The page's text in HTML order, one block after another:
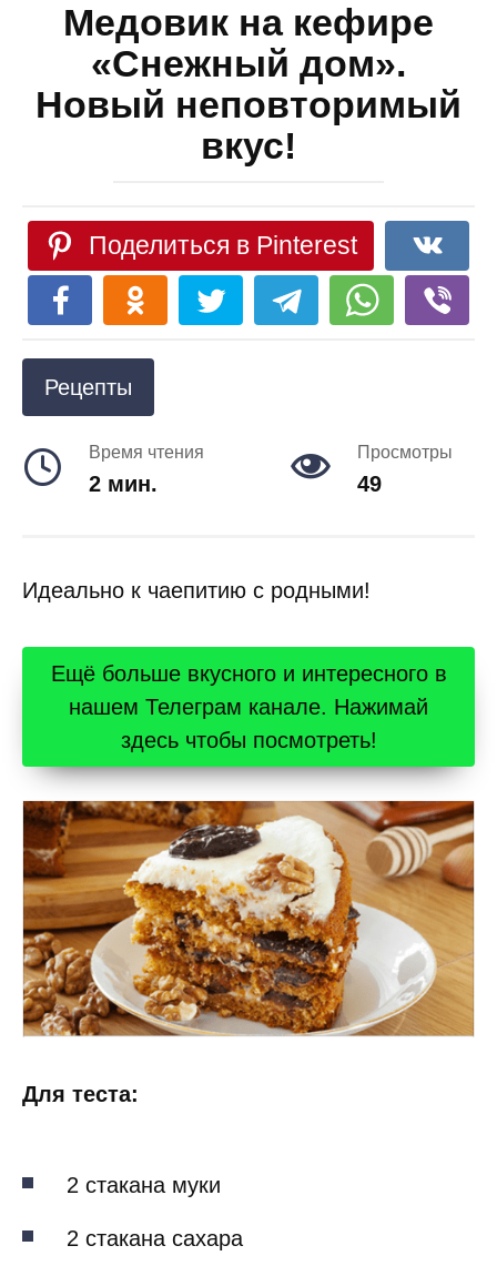
Медовик на кефире
«Снежный дом».
Новый неповторимый
вкус!
Поделиться в Pinterest
Рецепты
Время чтения
2 мин.
Просмотры
49
Идеально к чаепитию с родными!
Ещё больше вкусного и интересного в
нашем Телеграм канале. Нажимай
здесь чтобы посмотреть!
Для теста:
2 стакана муки
2 стакана сахара